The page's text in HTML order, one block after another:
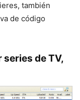
también
de código
de TV,